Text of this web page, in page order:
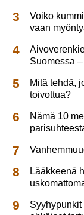
Voiko
vaan
Suomessa
Mitä tehdä,
toivottua?
Nämä 10
Lääkkeenä